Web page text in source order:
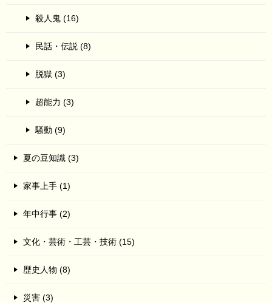
殺人鬼 (16)
民話・伝説 (8)
脱獄 (3)
超能力 (3)
騒動 (9)
夏の豆知識 (3)
家事上手 (1)
年中行事 (2)
文化・芸術・工芸・技術 (15)
歴史人物 (8)
災害 (3)